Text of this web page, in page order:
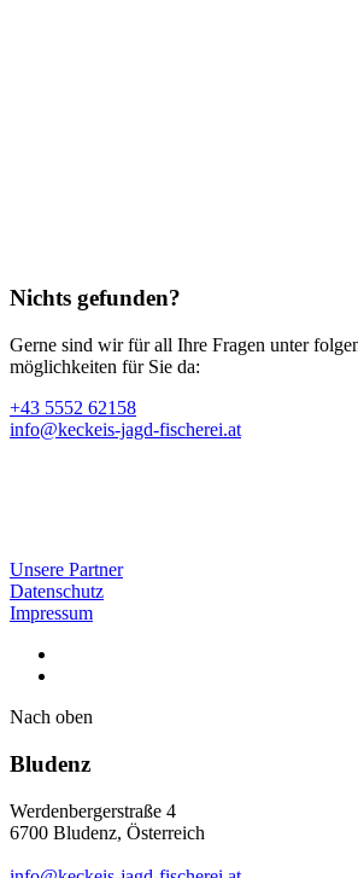
Nichts gefunden?
Gerne sind wir für all Ihre Fragen unter
möglichkeiten für Sie da:
+43 5552 62158
info@keckeis-jagd-fischerei.at
Unsere Partner
Datenschutz
Impressum
Nach oben
Bludenz
Werdenbergerstraße 4
6700 Bludenz, Österreich